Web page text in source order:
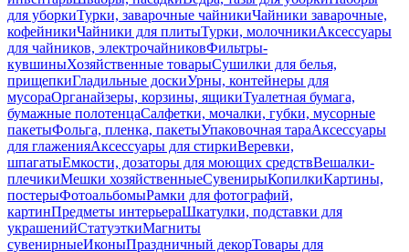
для уборкиТурки, заварочные чайникиЧайники заварочные,
кофейникиЧайники для плитыТурки, молочникиАксессуары
для чайников, электрочайниковФильтры-
кувшиныХозяйственные товарыСушилки для белья,
прищепкиГладильные доскиУрны, контейнеры для
мусораОрганайзеры, корзины, ящикиТуалетная бумага,
бумажные полотенцаСалфетки, мочалки, губки, мусорные
пакетыФольга, пленка, пакетыУпаковочная тараАксессуары
для глаженияАксессуары для стиркиВеревки,
шпагатыЕмкости, дозаторы для моющих средствВешалки-
плечикиМешки хозяйственныеСувенирыКопилкиКартины,
постерыФотоальбомыРамки для фотографий,
картинПредметы интерьераШкатулки, подставки для
украшенийСтатуэткиМагниты
сувенирныеИконыПраздничный декорТовары для